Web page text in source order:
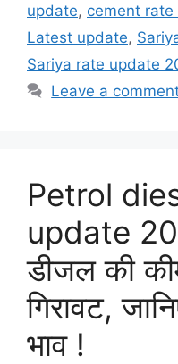
update, cement
Latest update,
Sariya rate update
Leave a
Petrol
update
डीजल की
गिरावट,
भाव !